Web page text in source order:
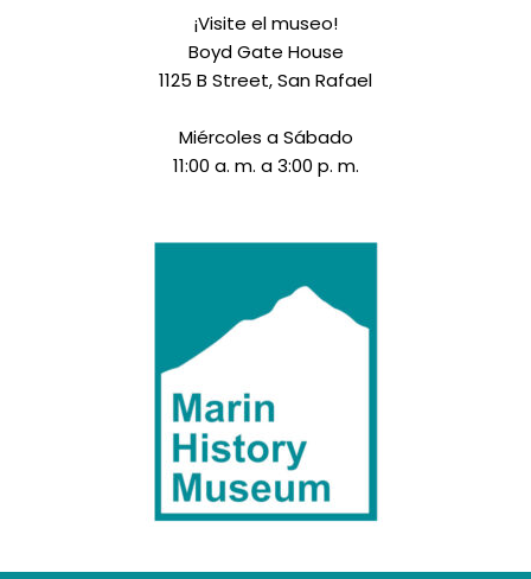
¡Visite el museo!
Boyd Gate House
1125 B Street, San Rafael
Miércoles a Sábado
11:00 a. m. a 3:00 p. m.